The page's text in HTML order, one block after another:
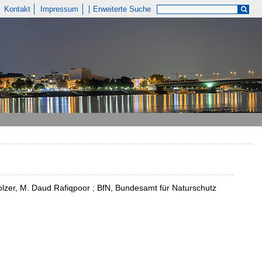
Kontakt Impressum Erweiterte Suche
M. Daud Rafiqpoor ; BfN, Bundesamt für Naturschutz